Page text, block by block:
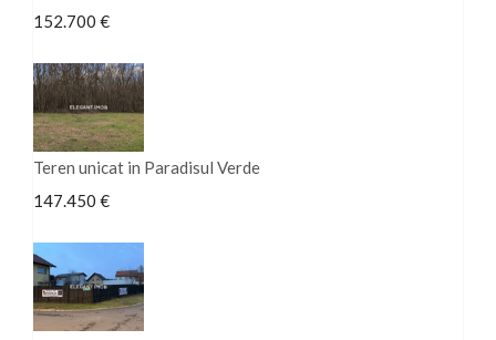
152.700 €
Teren unicat in Paradisul Verde
147.450 €